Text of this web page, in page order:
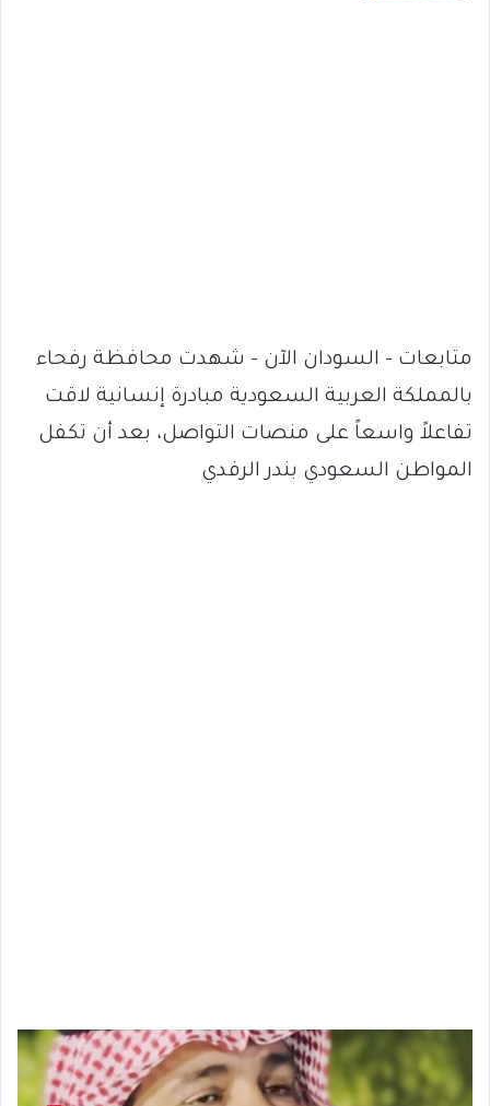
متابعات – السودان الآن – شهدت محافظة رفحاء
بالمملكة العربية السعودية مبادرة إنسانية لاقت
تفاعلاً واسعاً على منصات التواصل، بعد أن تكفل
المواطن السعودي بندر الرفدي